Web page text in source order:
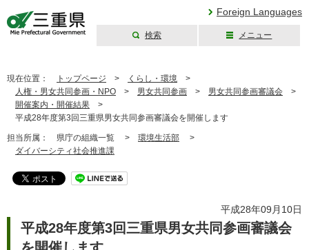
Foreign Languages
検索 メニュー
現在位置： トップページ > くらし・環境 >
人権・男女共同参画・NPO > 男女共同参画 > 男女共同参画審議会 >
開催案内・開催結果 >
平成28年度第3回三重県男女共同参画審議会を開催します
担当所属： 県庁の組織一覧 > 環境生活部 >
ダイバーシティ社会推進課
平成28年09月10日
平成28年度第3回三重県男女共同参画審議会